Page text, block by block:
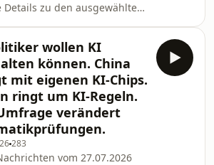
Details zu den ausgewählten
müssen Quelle:
news/Joule-
Compliance-nicht-Was-SAP-
jetzt-tun-muessen-
Apple-Health-
für ChatGPT Quelle: ht
wollen KI
können. China
mit eigenen KI-Chips.
ringt um KI-Regeln.
verändert
283
vom 27.07.2026